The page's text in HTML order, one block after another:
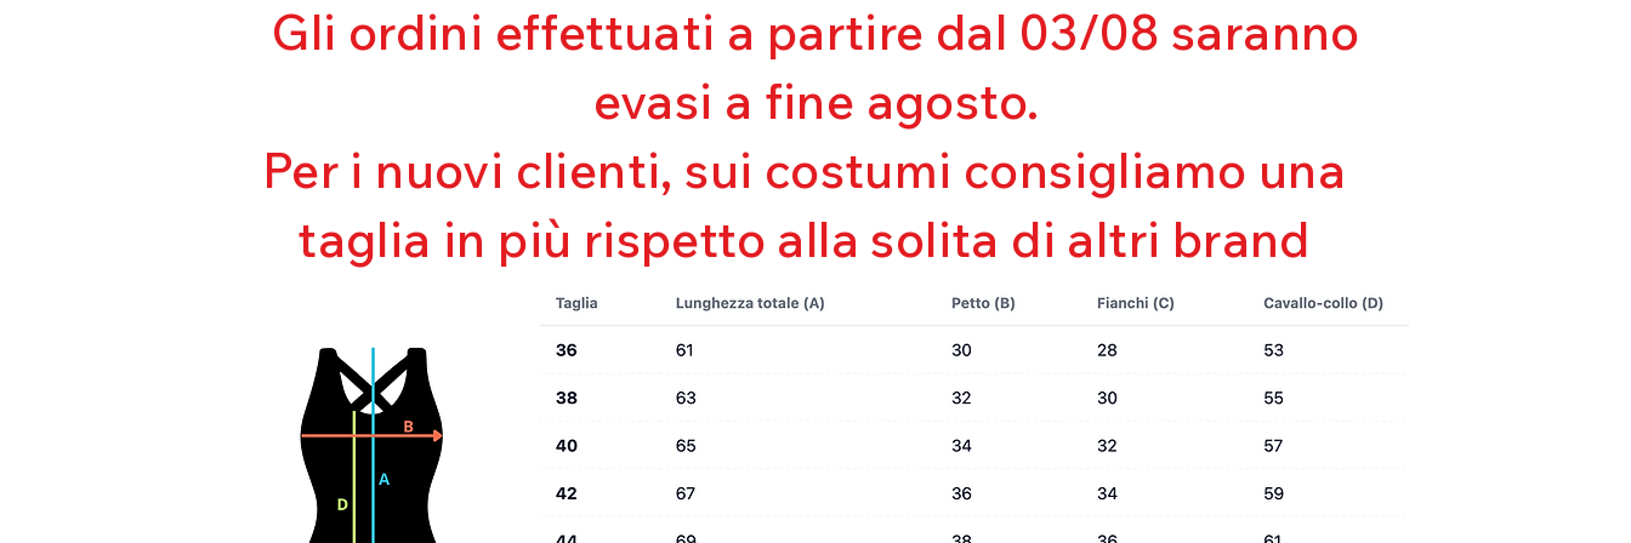
Mantenimento della forma
Perfetta vestibilità
Bielastico
Gli ordini effettuati a partire dal 03/08 saranno
evasi a fine agosto.
Per i nuovi clienti, sui costumi consigliamo una
taglia in più rispetto alla solita di altri brand